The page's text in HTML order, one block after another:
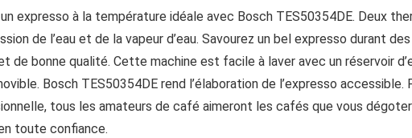
expresso à la température idéale avec Bosch TES50354DE. Deux
de l’eau et de la vapeur d’eau. Savourez un bel expresso durant
de bonne qualité. Cette machine est facile à laver avec un réservoir
Bosch TES50354DE rend l’élaboration de l’expresso accessible.
tous les amateurs de café aimeront les cafés que vous
toute confiance.